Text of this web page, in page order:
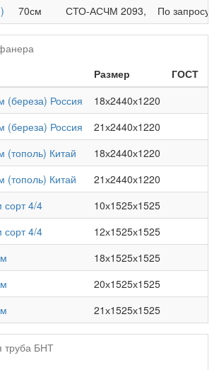
70см СТО-АСЧМ 2093, По запросу
Размер ГОСТ
Россия
18х2440х1220
Россия
21х2440х1220
Китай
18х2440х1220
Китай
21х2440х1220
4/4
10х1525х1525
4/4
12х1525х1525
18х1525х1525
20х1525х1525
21х1525х1525
труба БНТ